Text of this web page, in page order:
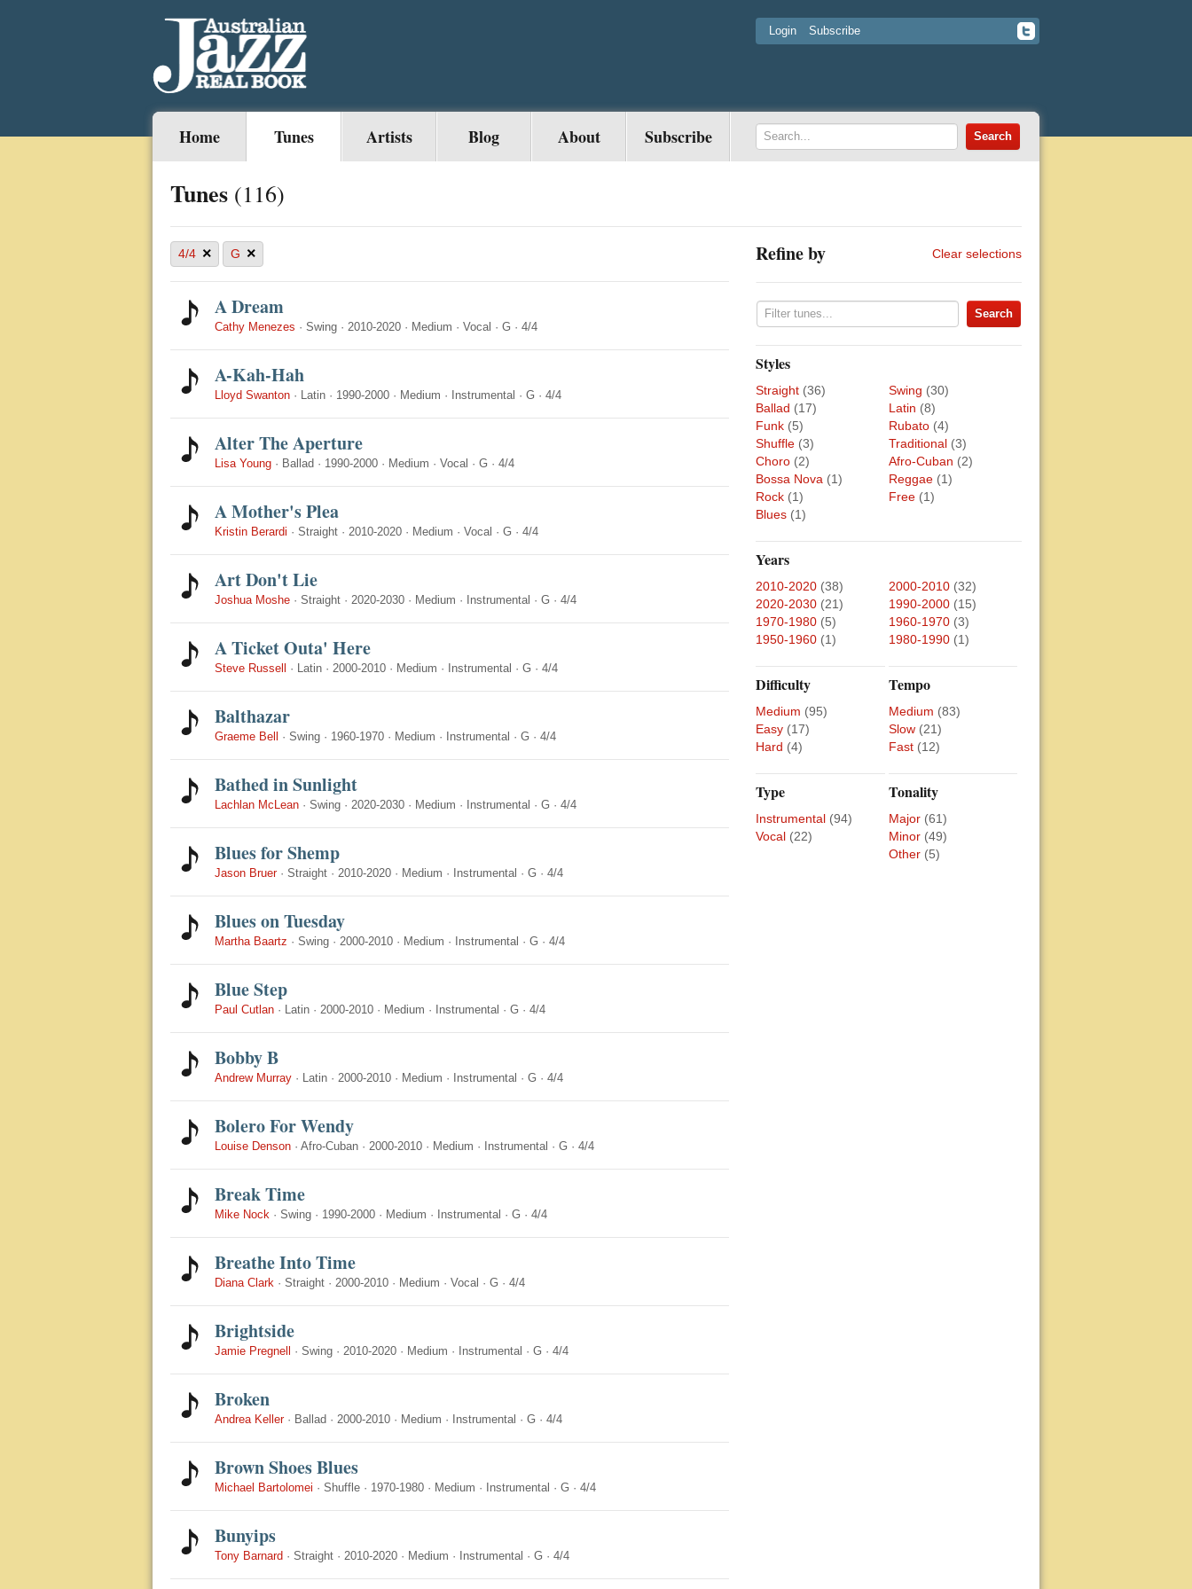
Login Subscribe
Home Tunes Artists Blog About Subscribe
Tunes (116)
4/4 × G ×
A Dream
Cathy Menezes · Swing · 2010-2020 · Medium · Vocal · G · 4/4
A-Kah-Hah
Lloyd Swanton · Latin · 1990-2000 · Medium · Instrumental · G · 4/4
Alter The Aperture
Lisa Young · Ballad · 1990-2000 · Medium · Vocal · G · 4/4
A Mother's Plea
Kristin Berardi · Straight · 2010-2020 · Medium · Vocal · G · 4/4
Art Don't Lie
Joshua Moshe · Straight · 2020-2030 · Medium · Instrumental · G · 4/4
A Ticket Outa' Here
Steve Russell · Latin · 2000-2010 · Medium · Instrumental · G · 4/4
Balthazar
Graeme Bell · Swing · 1960-1970 · Medium · Instrumental · G · 4/4
Bathed in Sunlight
Lachlan McLean · Swing · 2020-2030 · Medium · Instrumental · G · 4/4
Blues for Shemp
Jason Bruer· Straight · 2010-2020 · Medium · Instrumental · G · 4/4
Blues on Tuesday
Martha Baartz · Swing · 2000-2010 · Medium · Instrumental · G · 4/4
Blue Step
Paul Cutlan · Latin · 2000-2010 · Medium · Instrumental · G · 4/4
Bobby B
Andrew Murray · Latin · 2000-2010 · Medium · Instrumental · G · 4/4
Bolero For Wendy
Louise Denson · Afro-Cuban · 2000-2010 · Medium · Instrumental · G · 4/4
Break Time
Mike Nock · Swing · 1990-2000 · Medium · Instrumental · G · 4/4
Breathe Into Time
Diana Clark · Straight · 2000-2010 · Medium · Vocal · G · 4/4
Brightside
Jamie Pregnell · Swing · 2010-2020 · Medium · Instrumental · G · 4/4
Broken
Andrea Keller· Ballad · 2000-2010 · Medium · Instrumental · G · 4/4
Brown Shoes Blues
Michael Bartolomei · Shuffle · 1970-1980 · Medium · Instrumental · G · 4/4
Bunyips
Tony Barnard · Straight · 2010-2020 · Medium · Instrumental · G · 4/4
Refine by Clear selections
Styles
Straight (36) Swing (30)
Ballad (17) Latin (8)
Funk (5) Rubato (4)
Shuffle (3) Traditional (3)
Choro (2) Afro-Cuban (2)
Bossa Nova (1) Reggae (1)
Rock (1) Free (1)
Blues (1)
Years
2010-2020 (38) 2000-2010 (32)
2020-2030 (21) 1990-2000 (15)
1970-1980 (5) 1960-1970 (3)
1950-1960 (1) 1980-1990 (1)
Difficulty
Medium (95)
Easy (17)
Hard (4)
Tempo
Medium (83)
Slow (21)
Fast (12)
Type
Instrumental (94)
Vocal (22)
Tonality
Major (61)
Minor (49)
Other (5)